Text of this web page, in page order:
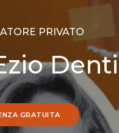
PRIVATO
Denti
GRATUITA